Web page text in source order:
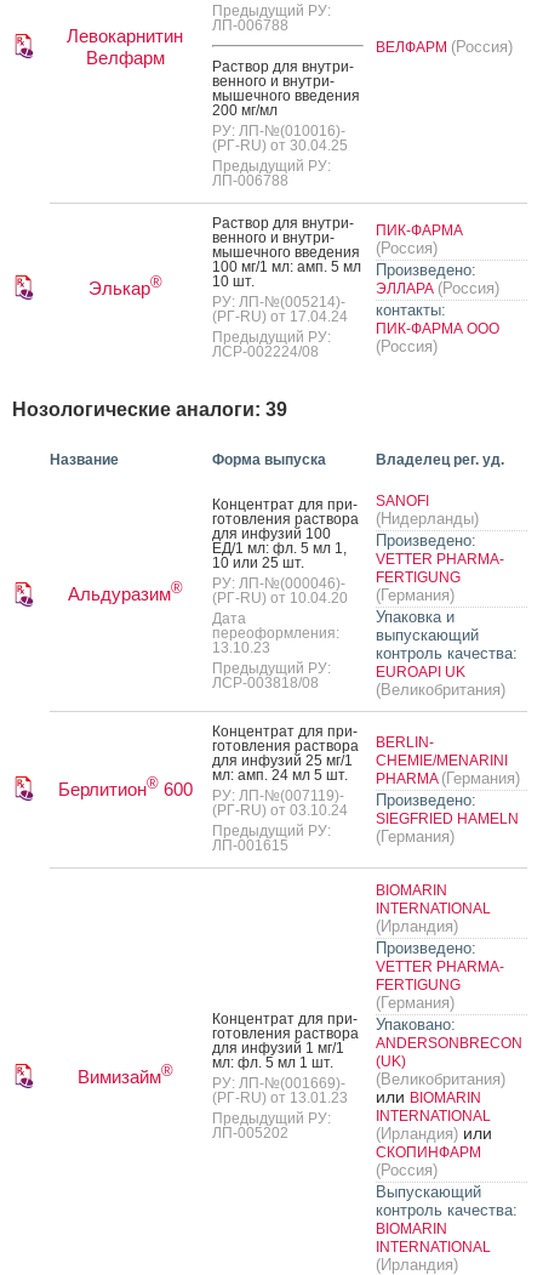
Левокарнитин
Велфарм
Предыдущий РУ:
ЛП-006788
Рас­твор для внут­ри­
вен­но­го и внут­ри­
мышеч­но­го вве­дения
200 мг/мл
РУ: ЛП-№(010016)-
(РГ-RU) от 30.04.25
Предыдущий РУ:
ЛП-006788
ВЕЛФАРМ (Россия)
Элькар®
Рас­твор для внут­ри­
вен­но­го и внут­ри­
мышеч­но­го вве­дения
100 мг/1 мл: амп. 5 мл
10 шт.
РУ: ЛП-№(005214)-
(РГ-RU) от 17.04.24
Предыдущий РУ:
ЛСР-002224/08
ПИК-ФАРМА
(Россия)
Произведено:
ЭЛЛАРА (Россия)
контакты:
ПИК-ФАРМА ООО
(Россия)
Нозологические аналоги: 39
Название Форма выпуска Владелец рег. уд.
Альдуразим®
Кон­цен­трат для при­
готов­ле­ния рас­тво­ра
для ин­фу­зий 100
ЕД/1 мл: фл. 5 мл 1,
10 или 25 шт.
РУ: ЛП-№(000046)-
(РГ-RU) от 10.04.20
Дата
переоформления:
13.10.23
Предыдущий РУ:
ЛСР-003818/08
SANOFI
(Нидерланды)
Произведено:
VETTER PHARMA-
FERTIGUNG
(Германия)
Упаковка и
выпускающий
контроль качества:
EUROAPI UK
(Великобритания)
Берлитион®600
Кон­цен­трат для при­
готов­ле­ния рас­тво­ра
для ин­фу­зий 25 мг/1
мл: амп. 24 мл 5 шт.
РУ: ЛП-№(007119)-
(РГ-RU) от 03.10.24
Предыдущий РУ:
ЛП-001615
BERLIN-
CHEMIE/MENARINI
PHARMA (Германия)
Произведено:
SIEGFRIED HAMELN
(Германия)
Вимизайм®
Кон­цен­трат для при­
готов­ле­ния рас­тво­ра
для ин­фу­зий 1 мг/1
мл: фл. 5 мл 1 шт.
РУ: ЛП-№(001669)-
(РГ-RU) от 13.01.23
Предыдущий РУ:
ЛП-005202
BIOMARIN
INTERNATIONAL
(Ирландия)
Произведено:
VETTER PHARMA-
FERTIGUNG
(Германия)
Упаковано:
ANDERSONBRECON
(UK)
(Великобритания)
или BIOMARIN
INTERNATIONAL
(Ирландия) или
СКОПИНФАРМ
(Россия)
Выпускающий
контроль качества:
BIOMARIN
INTERNATIONAL
(Ирландия)